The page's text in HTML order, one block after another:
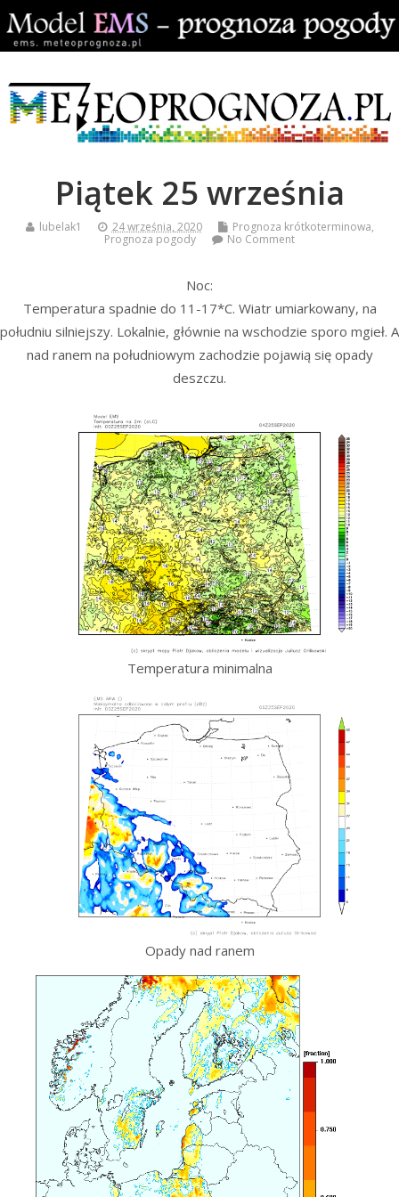
Piątek 25 września
lubelak1 24 września, 2020 Prognoza krótkoterminowa,
Prognoza pogody
No Comment
Noc:
Temperatura spadnie do 11-17*C. Wiatr umiarkowany, na
południu silniejszy. Lokalnie, głównie na wschodzie sporo mgieł. A
nad ranem na południowym zachodzie pojawią się opady
deszczu.
Temperatura minimalna
Opady nad ranem